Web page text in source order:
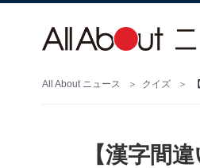
All About ニュース クイズ
【漢字間